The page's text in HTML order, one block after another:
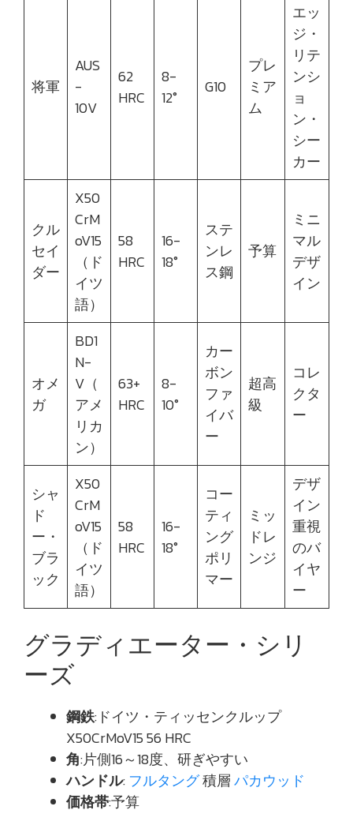
将軍
AUS
-
10V
62
HRC
8-
12°
G10
プレ
ミア
ム
エッ
ジ・
リテ
ンシ
ョ
ン・
シー
カー
クル
セイ
ダー
X50
CrM
oV15
（ド
イツ
語）
58
HRC
16-
18°
ステ
ンレ
ス鋼
予算
ミニ
マル
デザ
イン
オメ
ガ
BD1
N-
V（
アメ
リカ
ン）
63+
HRC
8-
10°
カー
ボン
ファ
イバ
ー
超高
級
コレ
クタ
ー
シャ
ド
ー・
ブラ
ック
X50
CrM
oV15
（ド
イツ
語）
58
HRC
16-
18°
コー
ティ
ング
ポリ
マー
ミッ
ドレ
ンジ
デザ
イン
重視
のバ
イヤ
ー
グラディエーター・シリ
ーズ
鋼鉄:ドイツ・ティッセンクルップ
X50CrMoV15 56 HRC
角:片側16～18度、研ぎやすい
ハンドル: フルタング積層パカウッド
価格帯:予算